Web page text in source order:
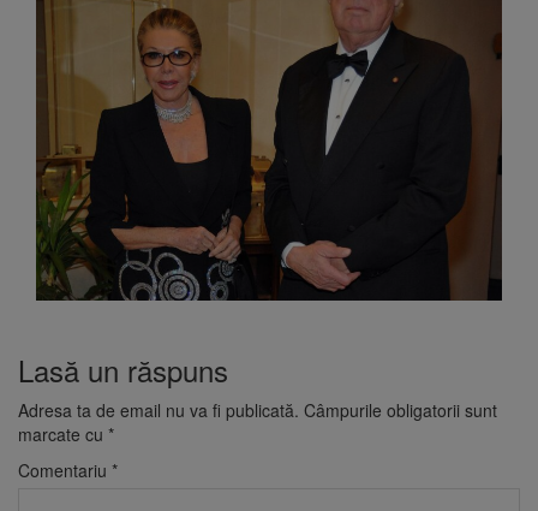
Lasă un răspuns
Adresa ta de email nu va fi publicată. Câmpurile obligatorii sunt
marcate cu *
Comentariu *